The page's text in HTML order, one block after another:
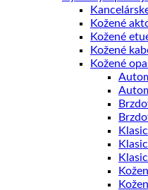
Kožené
Kožené
Kožené
Kožené